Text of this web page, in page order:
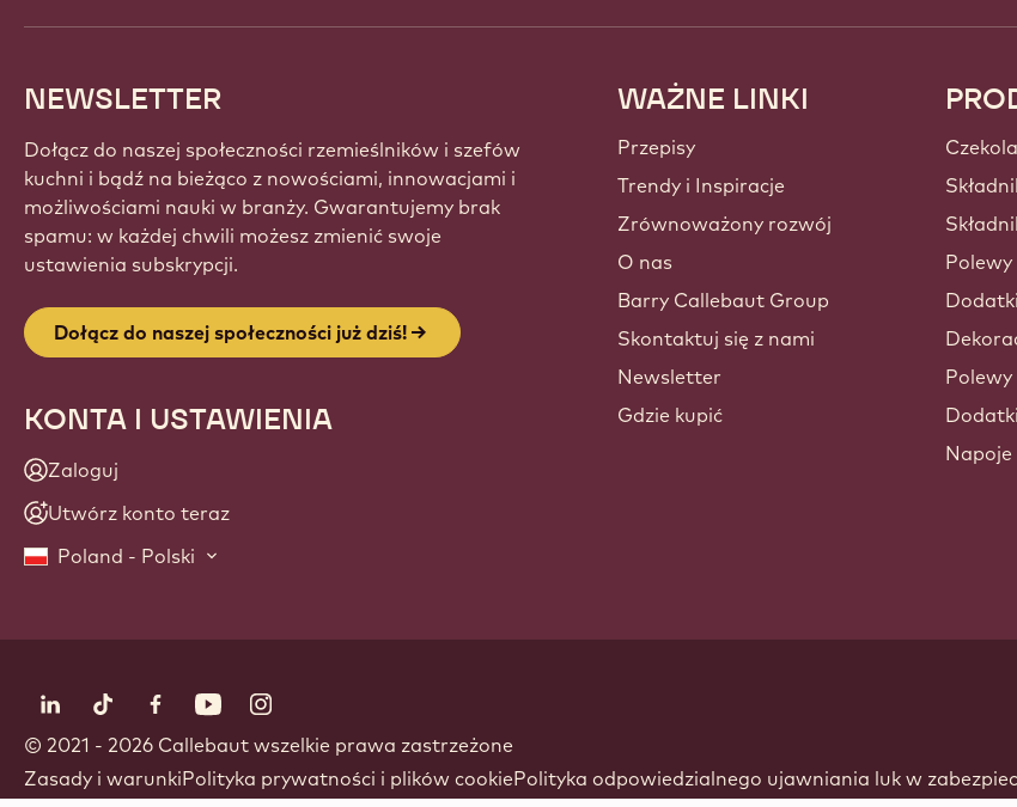
NEWSLETTER
Dołącz do naszej społeczności rzemieślników i szefów
kuchni i bądź na bieżąco z nowościami, innowacjami i
możliwościami nauki w branży. Gwarantujemy brak
spamu: w każdej chwili możesz zmienić swoje
ustawienia subskrypcji.
Dołącz do naszej społeczności już dziś!
KONTA I USTAWIENIA
Zaloguj
Utwórz konto teraz
Poland - Polski
Footer
Callebaut
WAŻNE LINKI
Przepisy
Trendy i Inspiracje
Zrównoważony rozwój
O nas
Barry Callebaut Group
Skontaktuj się z nami
Newsletter
Gdzie kupić
Polewy
Napoje
Obserwuj nas
LinkedIn Opens in a new window.
TikTok Opens in a new window.
Facebook Opens in a new window.
YouTubeInstagram
© 2021 - 2026 Callebaut wszelkie prawa zastrzeżone
Footer
Zasady i warunkiPolityka prywatności i plików cookiePolityka odpowiedzialnego ujawniania luk w